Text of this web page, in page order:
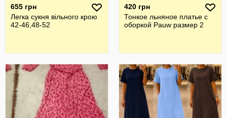
655 грн
Легка сукня вільного крою
42-46,48-52
420 грн
Тонкое льняное платье с
оборкой Pauw размер 2